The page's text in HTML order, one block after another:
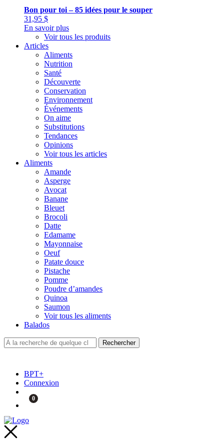
Bon pour toi – 85 idées pour le souper
31,95 $
En savoir plus
Voir tous les produits
Articles
Aliments
Nutrition
Santé
Découverte
Conservation
Environnement
Événements
On aime
Substitutions
Tendances
Opinions
Voir tous les articles
Aliments
Amande
Asperge
Avocat
Banane
Bleuet
Brocoli
Datte
Edamame
Mayonnaise
Oeuf
Patate douce
Pistache
Pomme
Poudre d’amandes
Quinoa
Saumon
Voir tous les aliments
Balados
BPT+
Connexion
0